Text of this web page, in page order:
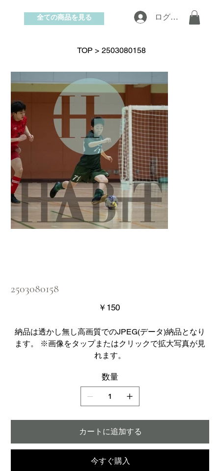
お問い合わせ
ログイン
全ての商品を見る
TOP > 2503080158
2503080158
価
格
￥150
納品は透かし無し高画質でのJPEG(データ)納品となり
ます。 ※画像をタップまたはクリックで拡大写真が見
れます。
数量
カートに追加する
今すぐ購入